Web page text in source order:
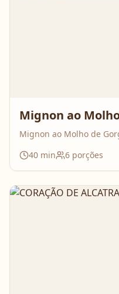
Mignon ao
Mignon ao Molho de
40 min 6 porções